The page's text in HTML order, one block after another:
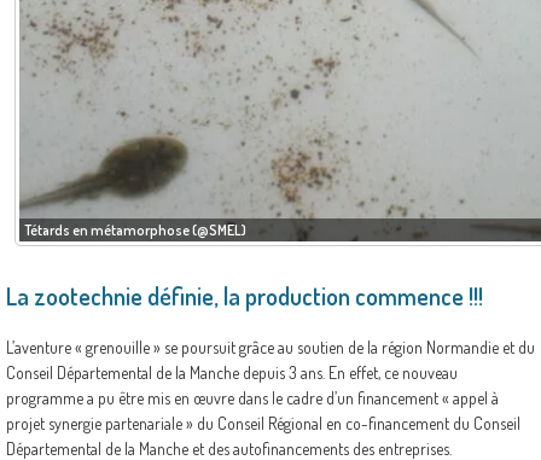
Tétards en métamorphose (@SMEL)
La zootechnie définie, la production commence !!!
L’aventure « grenouille » se poursuit grâce au soutien de la région Normandie et du
Conseil Départemental de la Manche depuis 3 ans. En effet, ce nouveau
programme a pu être mis en œuvre dans le cadre d’un financement « appel à
projet synergie partenariale » du Conseil Régional en co-financement du Conseil
Départemental de la Manche et des autofinancements des entreprises.